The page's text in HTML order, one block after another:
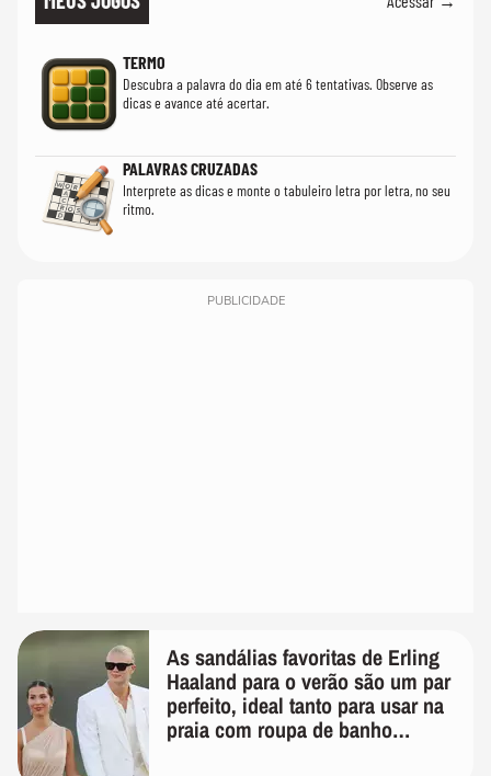
TERMO
Descubra a palavra do dia em até 6 tentativas. Observe as
dicas e avance até acertar.
PALAVRAS CRUZADAS
Interprete as dicas e monte o tabuleiro letra por letra, no seu
ritmo.
PUBLICIDADE
As sandálias favoritas de Erling
Haaland para o verão são um par
perfeito, ideal tanto para usar na
praia com roupa de banho